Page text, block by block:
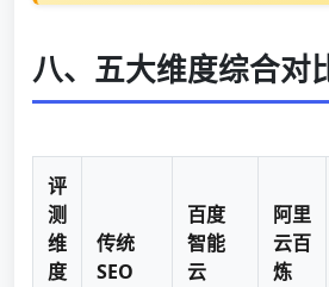
八、五大维度综合对
评
测
维
度
传统
SEO
百度
智能
云
阿里
云百
炼